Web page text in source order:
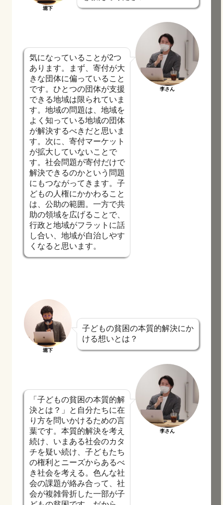
堀下
気になっていることが2つ
あります。まず、寄付が大
きな団体に偏っていること
です。ひとつの団体が支援
できる地域は限られていま
す。地域の問題は、地域を
よく知っている地域の団体
が解決するべきだと思いま
す。次に、寄付マーケット
が拡大していないことで
す。社会問題が寄付だけで
解決できるのかという問題
にもつながってきます。子
どもの人権にかかわること
は、公助の範囲。一方で共
助の領域を広げることで、
行政と地域がフラットに話
し合い、地域が自治しやす
くなると思います。
李さん
堀下
子どもの貧困の本質的解決にか
ける想いとは？
「子どもの貧困の本質的解
決とは？」と自分たちに在
り方を問いかけるための言
葉です。本質的解決を考え
続け、いまある社会のカタ
チを疑い続け、子どもたち
の権利とニーズからあるべ
き社会を考える。色んな社
会の課題が絡み合って、社
会が複雑骨折した一部が子
李さん